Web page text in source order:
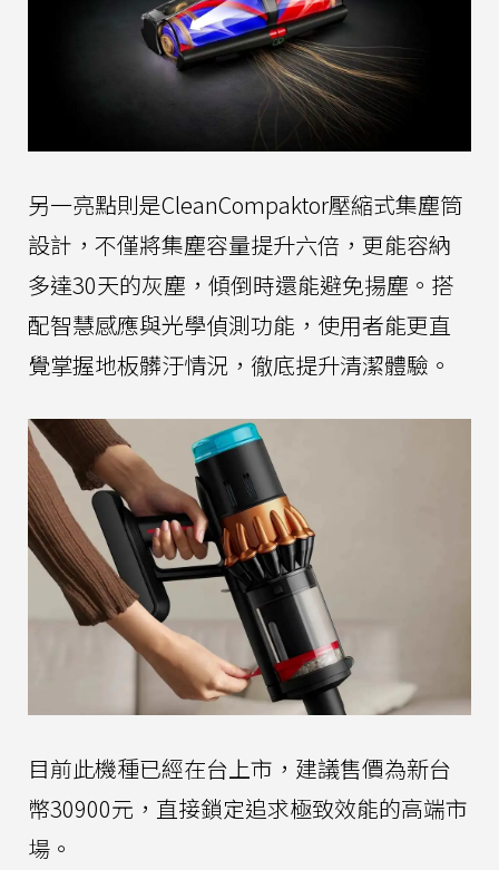
另一亮點則是CleanCompaktor壓縮式集塵筒
設計，不僅將集塵容量提升六倍，更能容納
多達30天的灰塵，傾倒時還能避免揚塵。搭
配智慧感應與光學偵測功能，使用者能更直
覺掌握地板髒汙情況，徹底提升清潔體驗。
目前此機種已經在台上市，建議售價為新台
幣30900元，直接鎖定追求極致效能的高端市
場。